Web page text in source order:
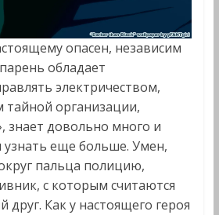
опасен, независим
обладает
электричеством,
тайной организации,
знает довольно много и
узнать еще больше. Умен,
пальца полицию,
с которым считаются
друг. Как у настоящего героя